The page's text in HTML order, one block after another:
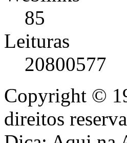
85
Leituras
20800577
Copyright ©
direitos